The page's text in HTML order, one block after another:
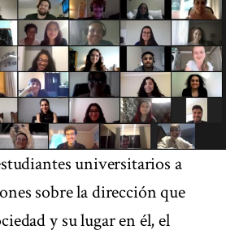
universitarios a
sobre la dirección que
y su lugar en él, el